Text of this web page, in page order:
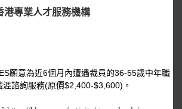
港專業人才服務機構
願意為近6個月內遭遇裁員的36-55歲中年職
諮詢服務(原價$2,400-$3,600)。